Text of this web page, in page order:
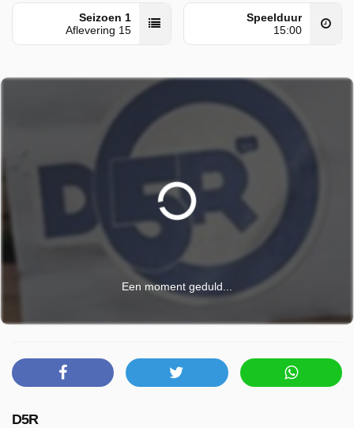
Seizoen 1
Aflevering 15
Speelduur
15:00
Een moment geduld...
D5R